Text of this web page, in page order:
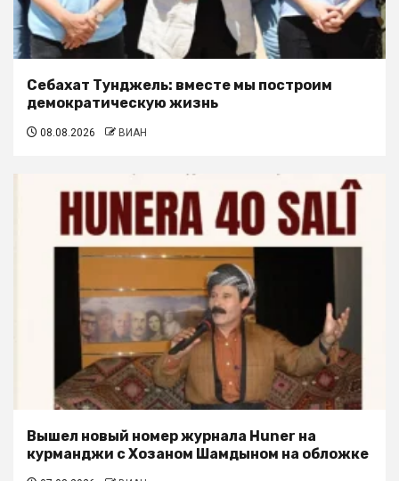
Себахат Тунджель: вместе мы построим
демократическую жизнь
08.08.2026 ВИАН
Вышел новый номер журнала Huner на
курманджи с Хозаном Шамдыном на обложке